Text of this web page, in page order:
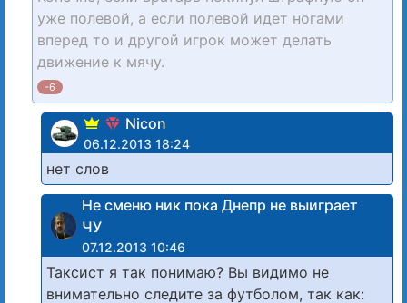
уже полевой, а если полевой идет ногами
вперед то и другой игрок может делать
движение к мячу.
-6
Nicon
06.12.2013 18:24
нет слов
Не сменю ник пока Днепр не выиграет
ЧУ
07.12.2013 10:46
Таксист я так понимаю? Вы видимо не
внимательно следите за футболом, так как: